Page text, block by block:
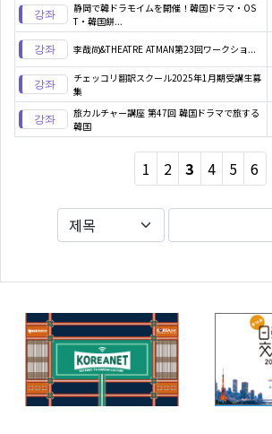
静岡で韓ドラモイムを開催！韓国ドラマ・OS
T・韓国餅...
李哉尚&THEATRE ATMAN第23回ワークショ...
チェッコリ翻訳スクール2025年1月期受講生募
集
旅カルチャー講座 第47回 韓国ドラマで旅する
韓国
1 2 3 4 5 6